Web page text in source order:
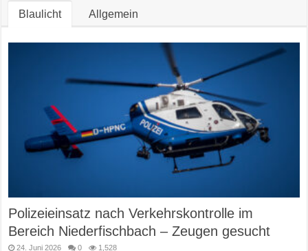
Blaulicht Allgemein
Polizeieinsatz nach Verkehrskontrolle im
Bereich Niederfischbach – Zeugen gesucht
24. Juni 2026 0 1,528